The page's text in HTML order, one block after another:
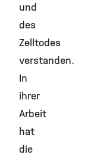
und
des
Zelltodes
verstanden.
In
ihrer
Arbeit
hat
die